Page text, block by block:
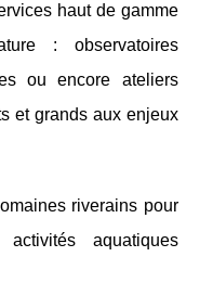
haut de gamme
: observatoires
ou encore ateliers
et grands aux enjeux
riverains pour
aquatiques